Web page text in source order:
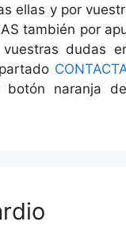
ellas y por
también por
dudas
naranja